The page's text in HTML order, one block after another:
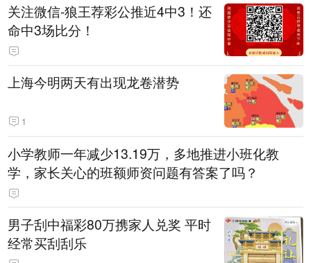
关注微信-狼王荐彩公推近4中3！还
命中3场比分！
上海今明两天有出现龙卷潜势
1
小学教师一年减少13.19万，多地推进小班化教
学，家长关心的班额师资问题有答案了吗？
男子刮中福彩80万携家人兑奖 平时
经常买刮刮乐